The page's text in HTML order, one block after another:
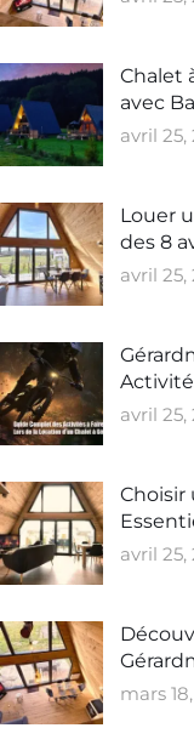
Chalet
avec
avril 25,
Louer
des 8
avril 25,
avril 25,
Choisir
avril 25,
mars